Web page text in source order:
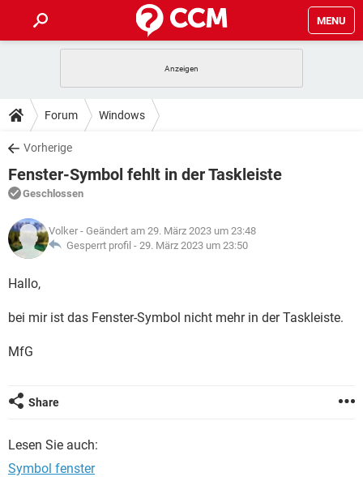
MENU
ANDROID
WINDOWS 10
WHATSAPP TIKTOK
FACEBOOK
TIPPS & TRICKS
SPIELE
WINDOWS 10
WHATSAPP
FACEBOOK HARDWARE
DOWNLOADS
SPIELE STREAMING
ANDROID
WINDOWS 10 INSTAGRAM
WHATSAPP
FACEBOOK
FORUM
SPIELE
ANDROID IOS
LEXIKON
SPIELE
ANDROID
WINDOWS 10 INSTAGRAM
Forum Windows
Vorherige
Fenster-Symbol fehlt in der Taskleiste
Geschlossen
Volker - Geändert am 29. März 2023 um 23:48
Gesperrt profil - 29. März 2023 um 23:50
Hallo,
bei mir ist das Fenster-Symbol nicht mehr in der Taskleiste.
MfG
Share
Lesen Sie auch:
Symbol fenster